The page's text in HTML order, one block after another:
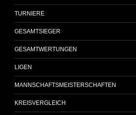
TURNIERE
GESAMTSIEGER
GESAMTWERTUNGEN
LIGEN
MANNSCHAFTSMEISTERSCHAFTEN
KREISVERGLEICH